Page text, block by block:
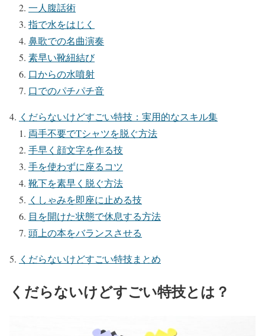
一人腹話術
指で水をはじく
鼻歌での名曲演奏
素早い靴紐結び
口からの水噴射
口でのパチパチ音
くだらないけどすごい特技：実用的なスキル集
両手不要でTシャツを脱ぐ方法
手早く顔文字を作る技
手を使わずに座るコツ
靴下を素早く脱ぐ方法
くしゃみを即座に止める技
目を開けた状態で休息する方法
頭上の本をバランスさせる
くだらないけどすごい特技まとめ
くだらないけどすごい特技とは？